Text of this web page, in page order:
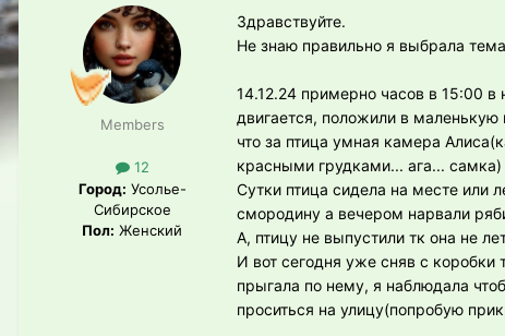
Members
12
Город: Усолье-
Сибирское
Пол: Женский
Здравствуйте.
Не знаю правильно я выбрала
14.12.24 примерно часов в 15:00 в
двигается, положили в маленькую
что за птица умная камера
красными грудками... ага... самка)
Сутки птица сидела на месте или
смородину а вечером нарвали
А, птицу не выпустили тк она не
И вот сегодня уже сняв с коробки
прыгала по нему, я наблюдала
проситься на улицу(попробую